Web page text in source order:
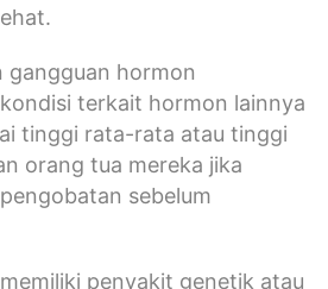
gangguan hormon
terkait hormon lainnya
tinggi rata-rata atau tinggi
orang tua mereka jika
sebelum
penyakit genetik atau